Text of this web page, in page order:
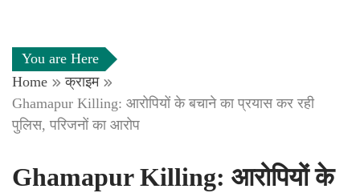
You are Here
Home
क्राइम
Ghamapur Killing: आरोपियों के बचाने का प्रयास कर रही
पुलिस, परिजनों का आरोप
Ghamapur Killing: आरोपियों के